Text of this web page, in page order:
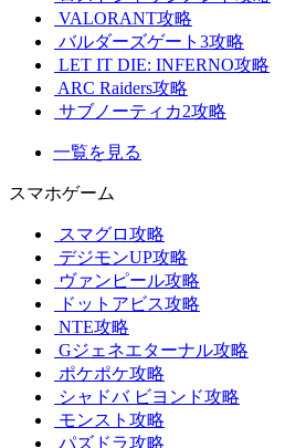
VALORANT攻略
バルダーズゲート3攻略
LET IT DIE: INFERNO攻略
ARC Raiders攻略
サブノーティカ2攻略
一覧を見る
スマホゲーム
スマグロ攻略
デジモンUP攻略
ヴァンピール攻略
ドットアビス攻略
NTE攻略
Gジェネエターナル攻略
ポケポケ攻略
シャドバ ビヨンド攻略
モンスト攻略
パズドラ攻略